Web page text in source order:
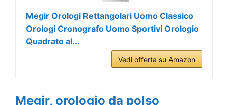
Megir Orologi Rettangolari Uomo Classico
Orologi Cronografo Uomo Sportivi Orologio
Quadrato al...
Vedi offerta su Amazon
Megir, orologio da polso